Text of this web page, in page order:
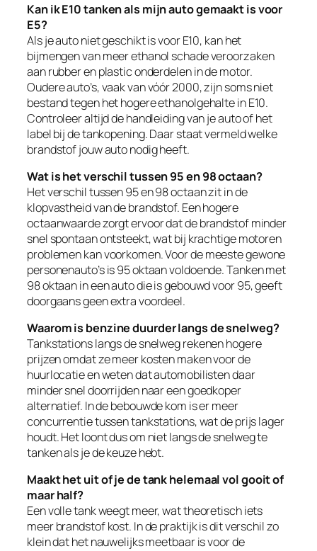
Kan ik E10 tanken als mijn auto gemaakt is voor
E5?
Als je auto niet geschikt is voor E10, kan het
bijmengen van meer ethanol schade veroorzaken
aan rubber en plastic onderdelen in de motor.
Oudere auto’s, vaak van vóór 2000, zijn soms niet
bestand tegen het hogere ethanolgehalte in E10.
Controleer altijd de handleiding van je auto of het
label bij de tankopening. Daar staat vermeld welke
brandstof jouw auto nodig heeft.
Wat is het verschil tussen 95 en 98 octaan?
Het verschil tussen 95 en 98 octaan zit in de
klopvastheid van de brandstof. Een hogere
octaanwaarde zorgt ervoor dat de brandstof minder
snel spontaan ontsteekt, wat bij krachtige motoren
problemen kan voorkomen. Voor de meeste gewone
personenauto’s is 95 oktaan voldoende. Tanken met
98 oktaan in een auto die is gebouwd voor 95, geeft
doorgaans geen extra voordeel.
Waarom is benzine duurder langs de snelweg?
Tankstations langs de snelweg rekenen hogere
prijzen omdat ze meer kosten maken voor de
huurlocatie en weten dat automobilisten daar
minder snel doorrijden naar een goedkoper
alternatief. In de bebouwde kom is er meer
concurrentie tussen tankstations, wat de prijs lager
houdt. Het loont dus om niet langs de snelweg te
tanken als je de keuze hebt.
Maakt het uit of je de tank helemaal vol gooit of
maar half?
Een volle tank weegt meer, wat theoretisch iets
meer brandstof kost. In de praktijk is dit verschil zo
klein dat het nauwelijks meetbaar is voor de